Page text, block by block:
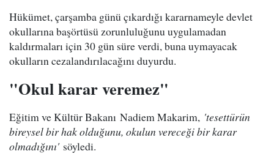
Hükümet, çarşamba günü çıkardığı kararnameyle devlet
okullarına başörtüsü zorunluluğunu uygulamadan
kaldırmaları için 30 gün süre verdi, buna uymayacak
okulların cezalandırılacağını duyurdu.
"Okul karar veremez"
Eğitim ve Kültür Bakanı Nadiem Makarim, 'tesettürün
bireysel bir hak olduğunu, okulun vereceği bir karar
olmadığını'söyledi.